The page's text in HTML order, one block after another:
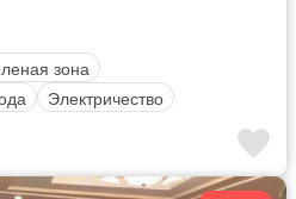
зона
Электричество